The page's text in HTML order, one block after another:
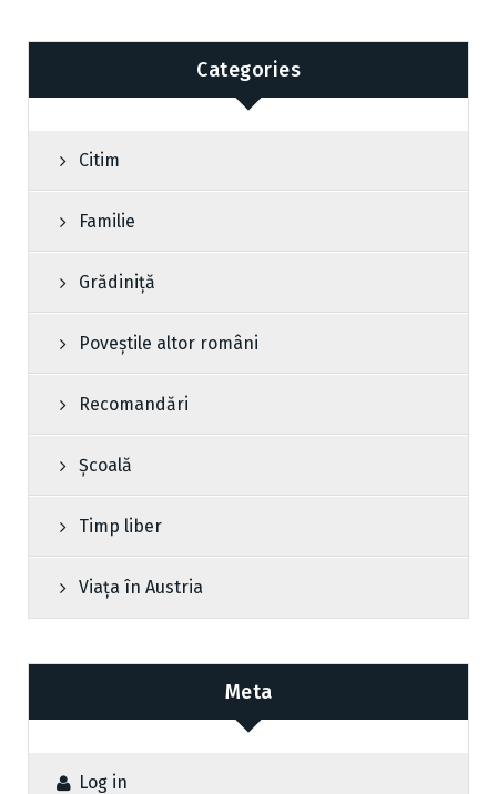
Categories
Citim
Familie
Grădiniță
Poveștile altor români
Recomandări
Școală
Timp liber
Viața în Austria
Meta
Log in